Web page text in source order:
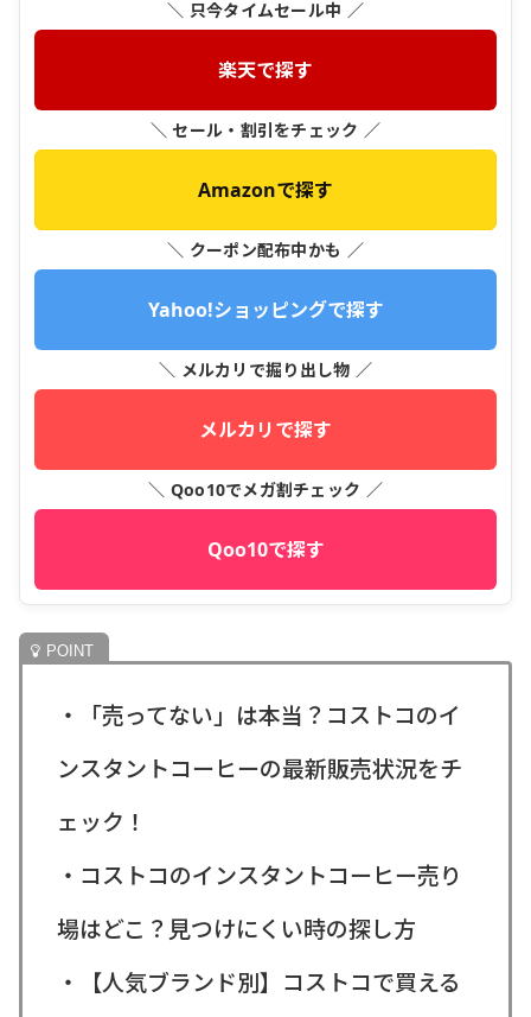
＼ 只今タイムセール中 ／
楽天で探す
＼ セール・割引をチェック ／
Amazonで探す
＼ クーポン配布中かも ／
Yahoo!ショッピングで探す
＼ メルカリで掘り出し物 ／
メルカリで探す
＼ Qoo10でメガ割チェック ／
Qoo10で探す
・「売ってない」は本当？コストコのイ
ンスタントコーヒーの最新販売状況をチ
ェック！
・コストコのインスタントコーヒー売り
場はどこ？見つけにくい時の探し方
・【人気ブランド別】コストコで買える